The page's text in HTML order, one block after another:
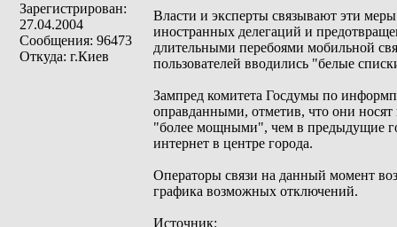
Зарегистрирован:
27.04.2004
Сообщения: 96473
Откуда: г.Киев
Власти и эксперты связывают эти
иностранных делегаций и
длительными перебоями мобильной
пользователей вводились "белые
Зампред комитета Госдумы по
оправданными, отметив, что они
"более мощными", чем в предыдущие
интернет в центре города.
Операторы связи на данный момент
графика возможных отключений.
Источник: